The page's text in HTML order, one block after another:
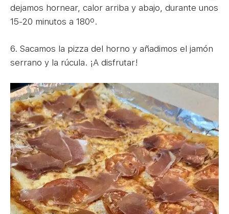
dejamos hornear, calor arriba y abajo, durante unos
15-20 minutos a 180º.
6. Sacamos la pizza del horno y añadimos el jamón
serrano y la rúcula. ¡A disfrutar!